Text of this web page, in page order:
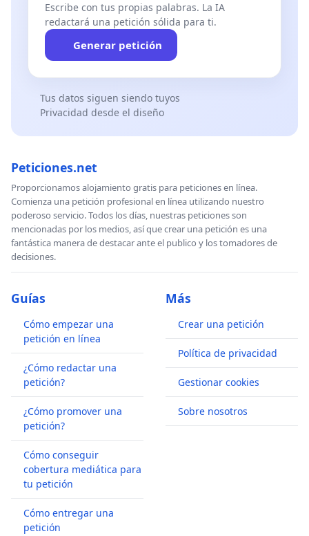
Escribe con tus propias palabras. La IA
redactará una petición sólida para ti.
Generar petición
Tus datos siguen siendo tuyos
Privacidad desde el diseño
Peticiones.net
Proporcionamos alojamiento gratis para peticiones en línea.
Comienza una petición profesional en línea utilizando nuestro
poderoso servicio. Todos los días, nuestras peticiones son
mencionadas por los medios, así que crear una petición es una
fantástica manera de destacar ante el publico y los tomadores de
decisiones.
Guías
Cómo empezar una
petición en línea
¿Cómo redactar una
petición?
¿Cómo promover una
petición?
Cómo conseguir
cobertura mediática para
tu petición
Cómo entregar una
petición
Más
Crear una petición
Política de privacidad
Gestionar cookies
Sobre nosotros